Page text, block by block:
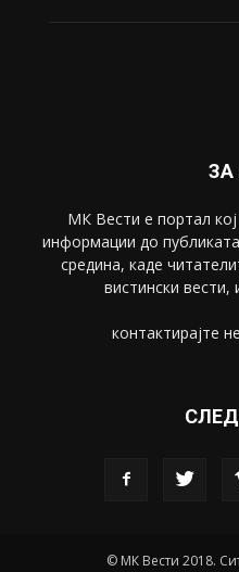
ЗА
МК Вести е портал коj
информации до
средина, каде
вистински
контактирајте
© МК Вести 2018.